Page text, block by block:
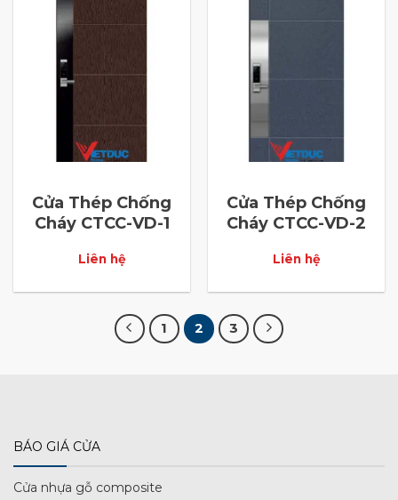
Cửa Thép Chống
Cháy CTCC-VD-1
Liên hệ
Cửa Thép Chống
Cháy CTCC-VD-2
Liên hệ
1 2 3
BÁO GIÁ CỬA
Cửa nhựa gỗ composite